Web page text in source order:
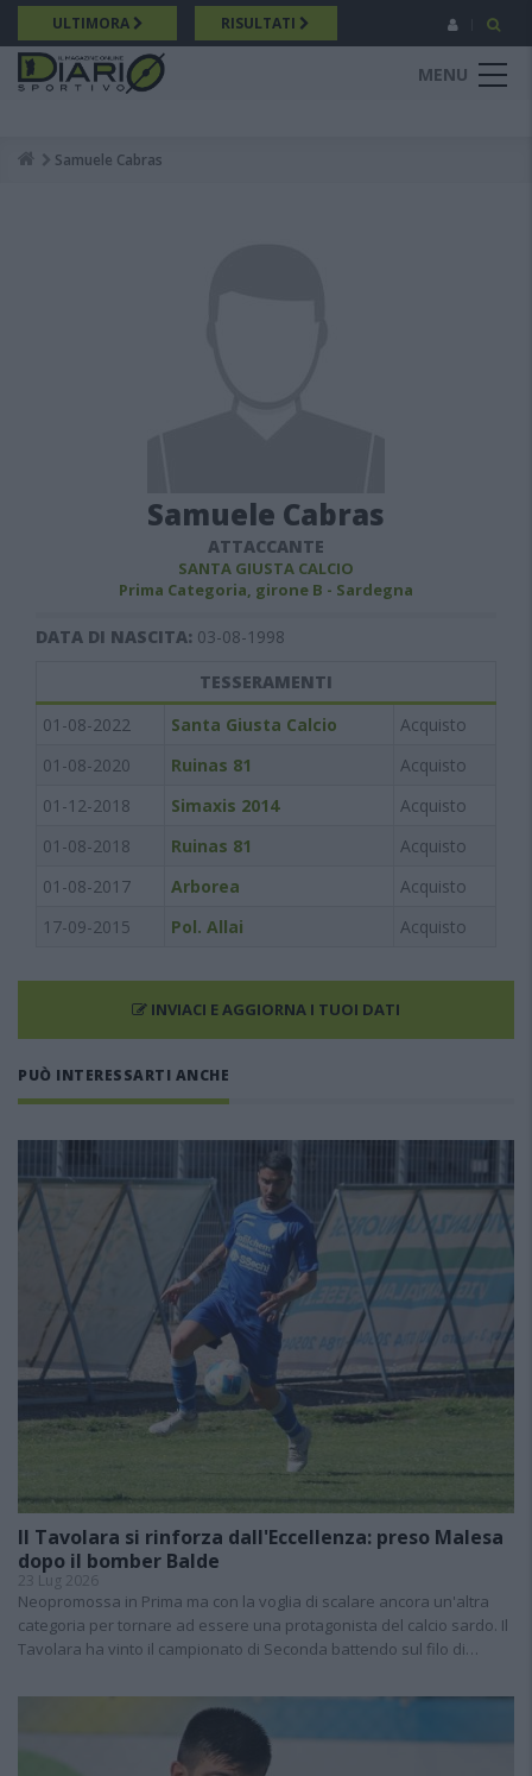
Salta
al
contenuto
principale
ULTIMORA RISULTATI
MENU
Breadcrumb
Samuele Cabras
Samuele Cabras
ATTACCANTE
SANTA GIUSTA CALCIO
Prima Categoria, girone B - Sardegna
DATA DI NASCITA: 03-08-1998
TESSERAMENTI
01-08-2022
Santa Giusta Calcio
Acquisto
01-08-2020
Ruinas 81
Acquisto
01-12-2018
Simaxis 2014
Acquisto
01-08-2018
Ruinas 81
Acquisto
01-08-2017
Arborea
Acquisto
17-09-2015
Pol. Allai Acquisto
INVIACI E AGGIORNA I TUOI DATI
PUÒ INTERESSARTI ANCHE
Il Tavolara si rinforza dall'Eccellenza: preso Malesa
dopo il bomber Balde
23 Lug 2026
Neopromossa in Prima ma con la voglia di scalare ancora un'altra
categoria per tornare ad essere una protagonista del calcio sardo. Il
Tavolara ha vinto il campionato di Seconda battendo sul filo di…